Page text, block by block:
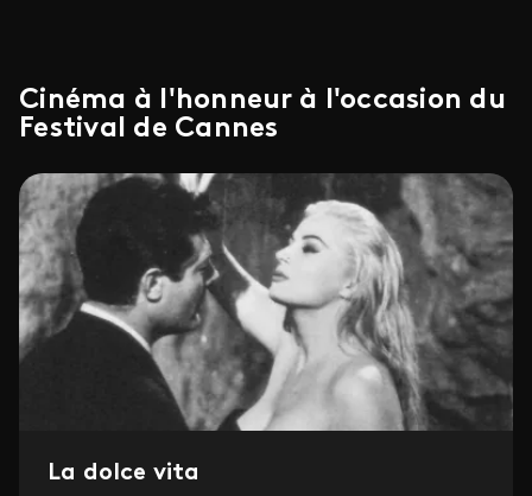
Cinéma à l'honneur à l'occasion du
Festival de Cannes
La dolce vita